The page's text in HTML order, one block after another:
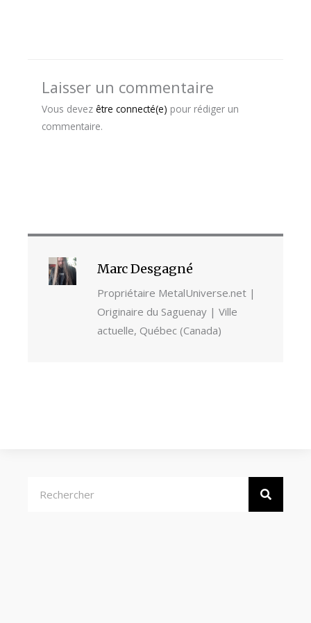
Laisser un commentaire
Vous devez être connecté(e) pour rédiger un
commentaire.
Marc Desgagné
Propriétaire MetalUniverse.net |
Originaire du Saguenay | Ville
actuelle, Québec (Canada)